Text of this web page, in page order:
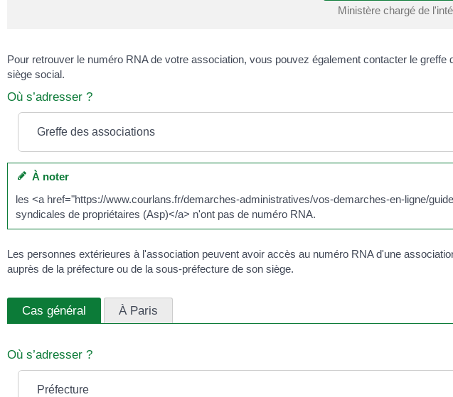
Ministère chargé de
Pour retrouver le numéro RNA de votre association, vous pouvez également contacter le
siège social.
Où s’adresser ?
Greffe des associations
À noter
les <a href="https://www.courlans.fr/demarches-administratives/vos-demarches-en-ligne/
syndicales de propriétaires (Asp)</a> n'ont pas de numéro RNA.
Les personnes extérieures à l'association peuvent avoir accès au numéro RNA d'une
auprès de la préfecture ou de la sous-préfecture de son siège.
Cas général À Paris
Où s’adresser ?
Préfecture